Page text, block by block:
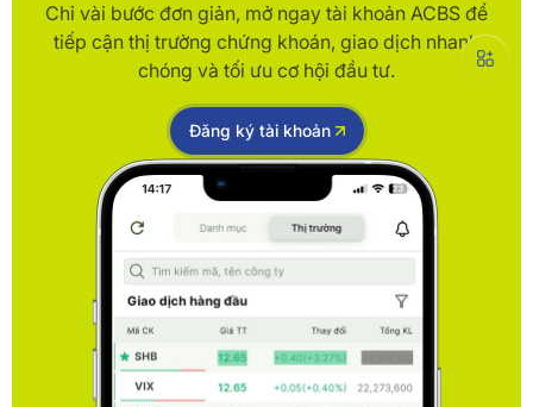
Chỉ vài bước đơn giản, mở ngay tài khoản ACBS để
tiếp cận thị trường chứng khoán, giao dịch nhanh
chóng và tối ưu cơ hội đầu tư.
Đăng ký tài khoản